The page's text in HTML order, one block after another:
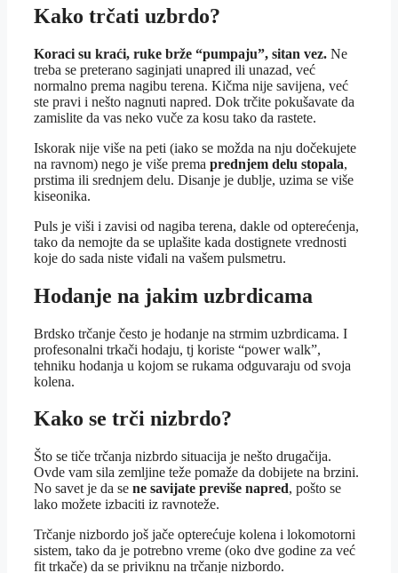
Kako trčati uzbrdo?
Koraci su kraći, ruke brže “pumpaju”, sitan vez. Ne
treba se preterano saginjati unapred ili unazad, već
normalno prema nagibu terena. Kičma nije savijena, već
ste pravi i nešto nagnuti napred. Dok trčite pokušavate da
zamislite da vas neko vuče za kosu tako da rastete.
Iskorak nije više na peti (iako se možda na nju dočekujete
na ravnom) nego je više prema prednjem delu stopala,
prstima ili srednjem delu. Disanje je dublje, uzima se više
kiseonika.
Puls je viši i zavisi od nagiba terena, dakle od opterećenja,
tako da nemojte da se uplašite kada dostignete vrednosti
koje do sada niste viđali na vašem pulsmetru.
Hodanje na jakim uzbrdicama
Brdsko trčanje često je hodanje na strmim uzbrdicama. I
profesonalni trkači hodaju, tj koriste “power walk”,
tehniku hodanja u kojom se rukama odguvaraju od svoja
kolena.
Kako se trči nizbrdo?
Što se tiče trčanja nizbrdo situacija je nešto drugačija.
Ovde vam sila zemljine teže pomaže da dobijete na brzini.
No savet je da se ne savijate previše napred, pošto se
lako možete izbaciti iz ravnoteže.
Trčanje nizbordo još jače opterećuje kolena i lokomotorni
sistem, tako da je potrebno vreme (oko dve godine za već
fit trkače) da se priviknu na trčanje nizbordo.